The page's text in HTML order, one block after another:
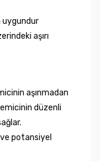
uygundur
aşırı
aşınmadan
düzenli
potansiyel